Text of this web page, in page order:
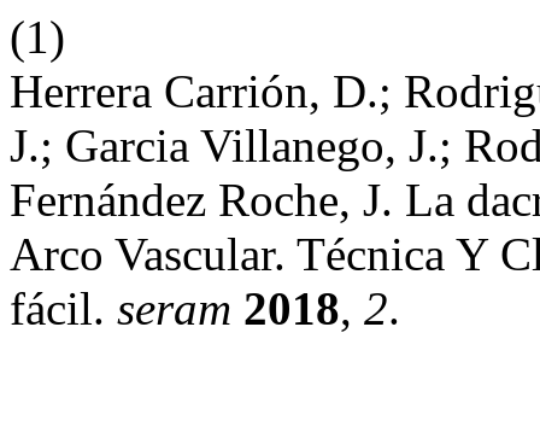
(1)
Herrera Carrión, D.;
J.; Garcia Villanego, J.;
Fernández Roche, J. La
Arco Vascular. Técnica Y
fácil. seram 2018, 2.